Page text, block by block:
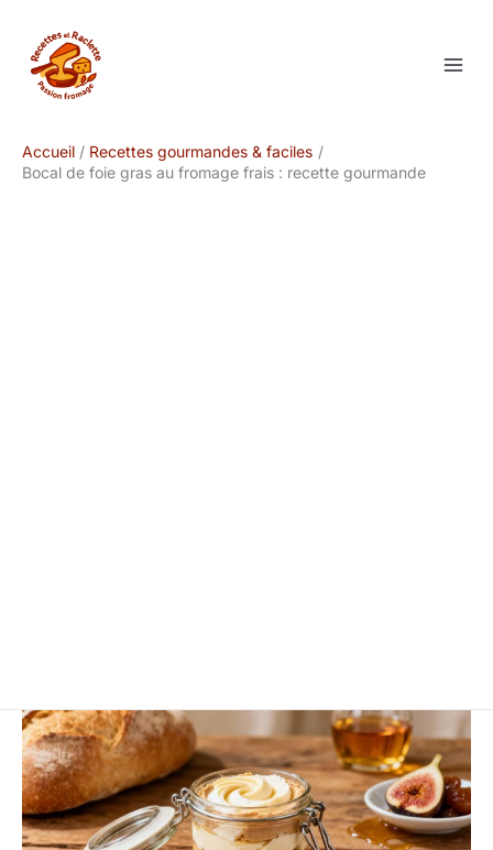
contenu
Accueil
Recettes gourmandes & faciles
Bocal de foie gras au fromage frais : recette gourmande